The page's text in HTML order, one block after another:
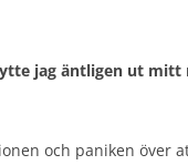
jag äntligen ut
och paniken över